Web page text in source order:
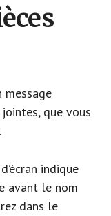
message
que vous
indique
avant le nom
dans le